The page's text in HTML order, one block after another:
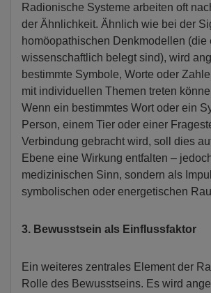
Radionische Systeme arbeiten oft
der Ähnlichkeit. Ähnlich wie bei der
homöopathischen Denkmodellen (die
wissenschaftlich belegt sind), wird
bestimmte Symbole, Worte oder
mit individuellen Themen treten
Wenn ein bestimmtes Wort oder ein
Person, einem Tier oder einer
Verbindung gebracht wird, soll dies
Ebene eine Wirkung entfalten –
medizinischen Sinn, sondern als
symbolischen oder energetischen
3. Bewusstsein als Einflussfaktor
Ein weiteres zentrales Element der
Rolle des Bewusstseins. Es wird